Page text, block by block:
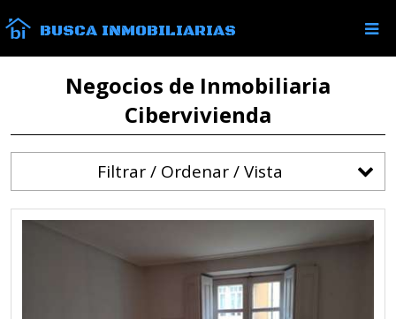
BUSCA INMOBILIARIAS
Negocios de Inmobiliaria
Cibervivienda
Filtrar / Ordenar / Vista